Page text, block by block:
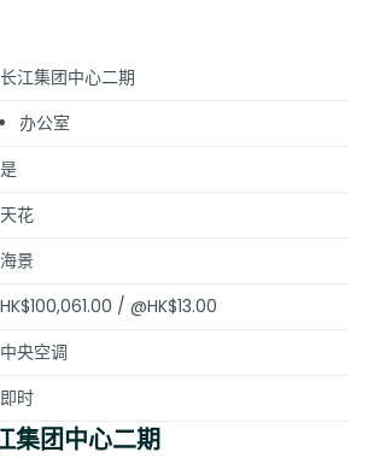
长江集团中心二期
办公室
是
天花
海景
HK$100,061.00 / @HK$13.00
中央空调
即时
集团中心二期